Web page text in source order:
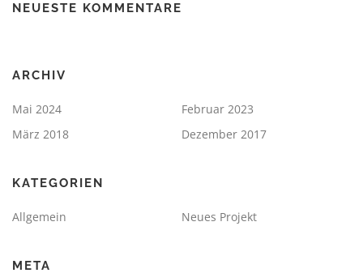
NEUESTE KOMMENTARE
ARCHIV
Mai 2024
Februar 2023
März 2018
Dezember 2017
KATEGORIEN
Allgemein Neues Projekt
META